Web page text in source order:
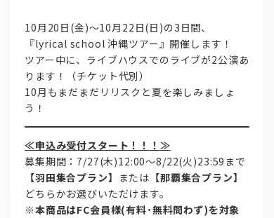
10月20日(金)～10月22日(日)の3日間、
『lyrical school 沖縄ツアー』開催します！
ツアー中に、ライブハウスでのライブが2公演あ
ります！（チケット代別）
10月もまだまだリリスクと夏を楽しみましょ
う！
≪申込み受付スタート！！！≫
募集期間：7/27(木)12:00～8/22(火)23:59まで
【羽田集合プラン】 または 【那覇集合プラン】
どちらかお選びいただけます。
※本商品はFC会員様(有料･無料問わず)を対象
FAN CLUB
TICKET